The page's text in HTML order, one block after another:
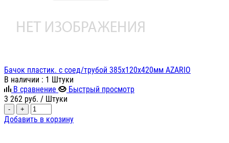
Бачок пластик. с соед/трубой 385х120х420мм AZARIO
В наличии : 1 Штуки
В сравнение
Быстрый просмотр
3 262 руб. / Штуки
- +
Добавить в корзину